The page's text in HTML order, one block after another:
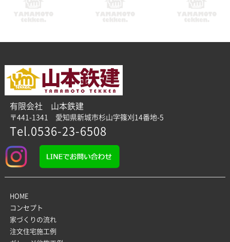
有限会社 山本鉄建
〒441-1341 愛知県新城市杉山字篠刈14番地-5
Tel.0536-23-6508
HOME
コンセプト
家づくりの流れ
注文住宅施工例